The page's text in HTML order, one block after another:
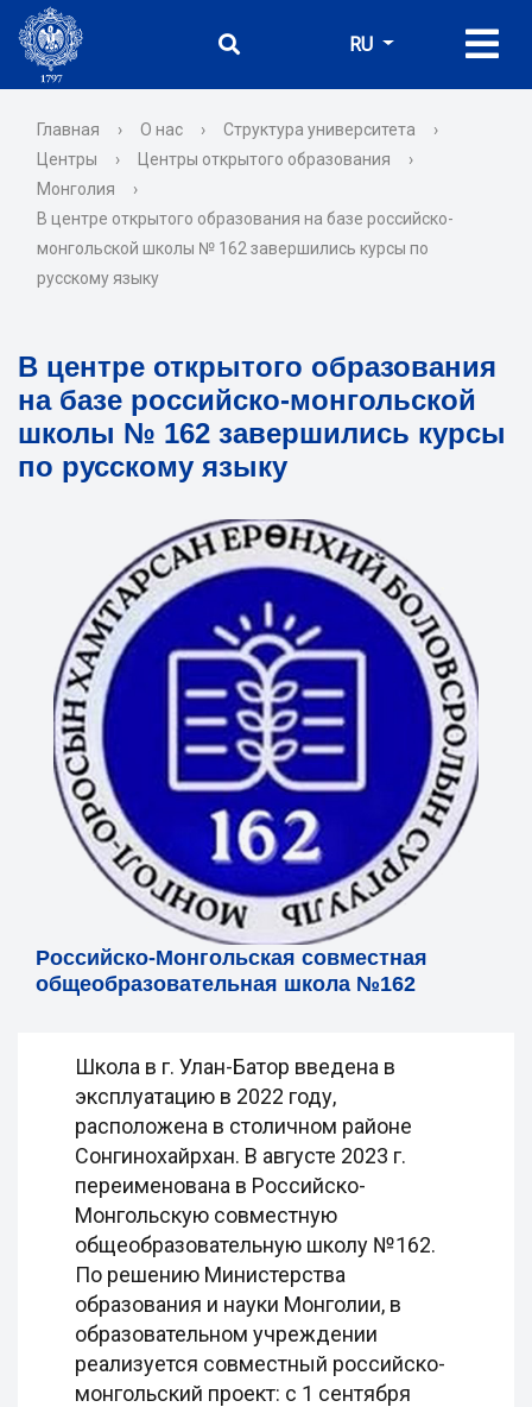
RU
Главная › О нас › Структура университета
›
Центры
› Центры открытого образования
›
Монголия
›
В центре открытого образования на базе российско-
монгольской школы № 162 завершились курсы по
русскому языку
В центре открытого образования
на базе российско-монгольской
школы № 162 завершились курсы
по русскому языку
Российско-Монгольская совместная
общеобразовательная школа №162
Школа в г. Улан-Батор введена в
эксплуатацию в 2022 году,
расположена в столичном районе
Сонгинохайрхан. В августе 2023 г.
переименована в Российско-
Монгольскую совместную
общеобразовательную школу №162.
По решению Министерства
образования и науки Монголии, в
образовательном учреждении
реализуется совместный российско-
монгольский проект: с 1 сентября